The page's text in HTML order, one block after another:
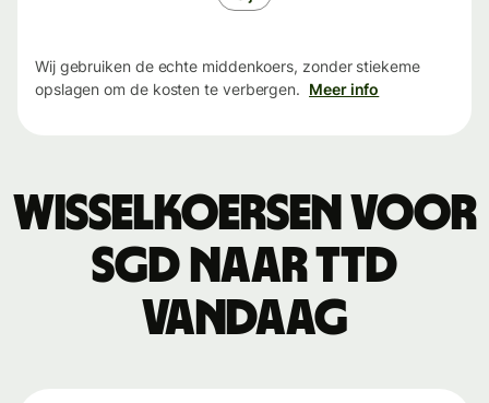
Wij gebruiken de echte middenkoers, zonder stiekeme
opslagen om de kosten te verbergen. Meer info
Wisselkoersen voor
SGD naar TTD
vandaag